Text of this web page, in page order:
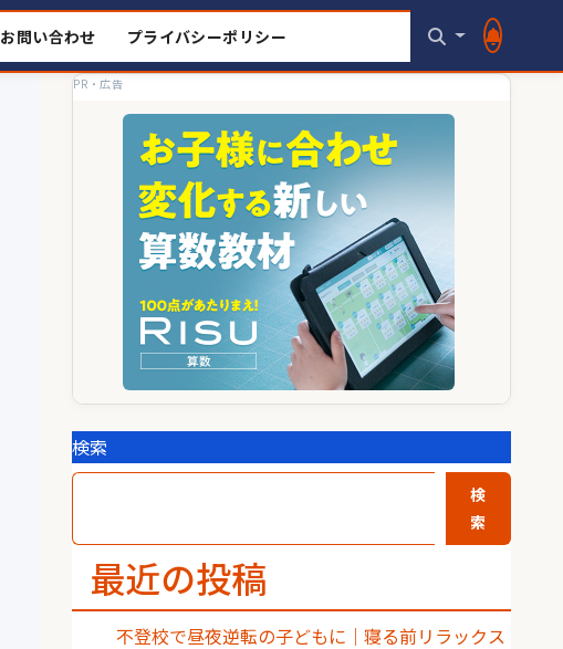
お問い合わせ プライバシーポリシー
PR・広告
検索
検
索
最近の投稿
不登校で昼夜逆転の子どもに｜寝る前リラックス